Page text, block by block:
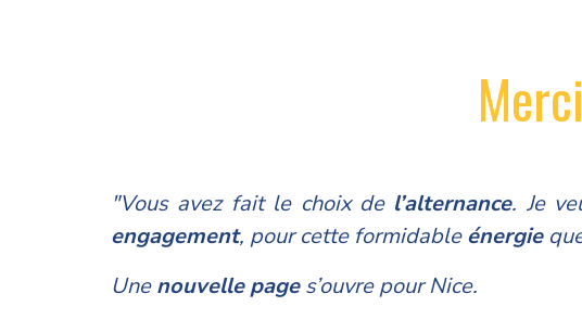
"Vous avez fait le choix de l’alternance. Je
engagement, pour cette formidableénergie
Unenouvelle pages’ouvre pour Nice.